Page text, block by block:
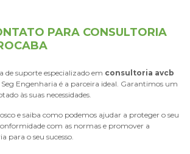
PARA CONSULTORIA
de suporte especializado em consultoria avcb
Seg Engenharia é a parceira ideal. Garantimos um
às suas necessidades.
e saiba como podemos ajudar a proteger o seu
com as normas e promover a
para o seu sucesso.